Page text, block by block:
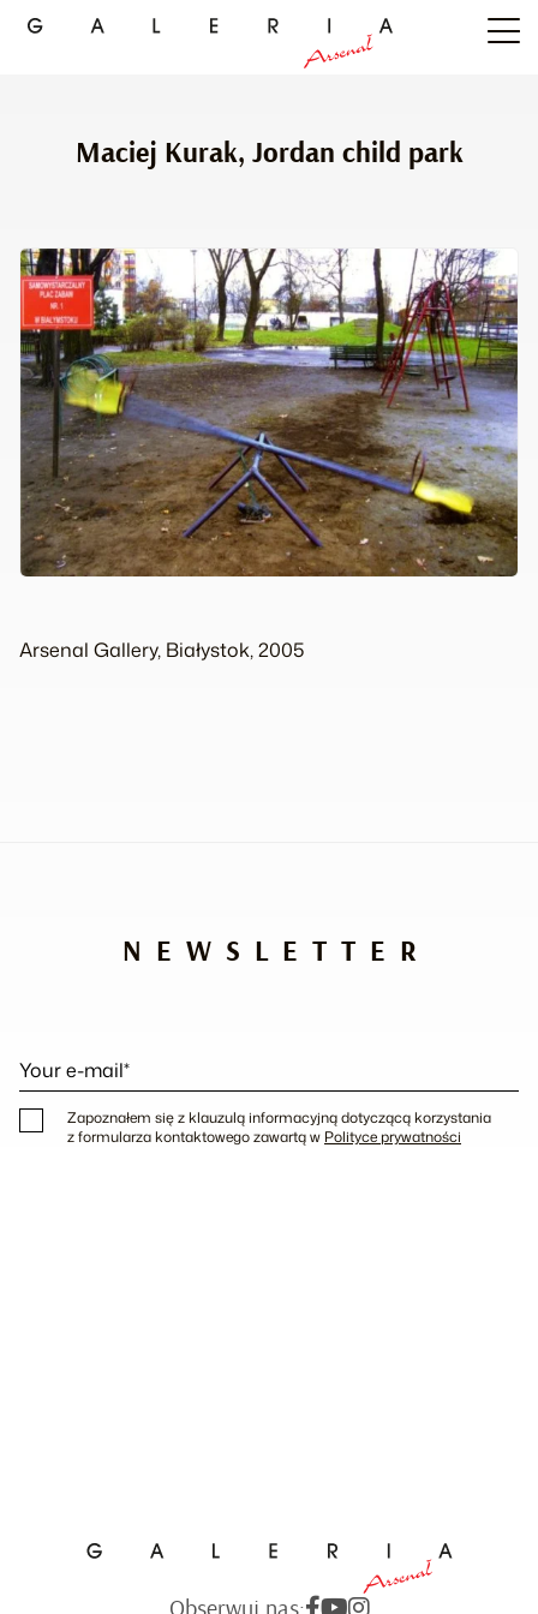
Maciej Kurak, Jordan child park
Arsenal Gallery, Białystok, 2005
NEWSLETTER
Your e-mail*
Zapoznałem się z klauzulą informacyjną dotyczącą korzystania
z formularza kontaktowego zawartą w Polityce prywatności